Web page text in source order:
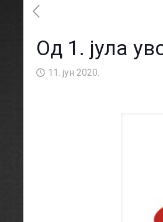
Од 1. јула
11. јун 2020.